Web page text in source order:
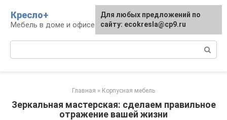
контенту
Кресло+
Мебель в доме и офисе
Главная » Корпусная мебель
Зеркальная мастерская: сделаем правильное
отражение вашей жизни
Для любых предложений по
сайту: ecokresla@cp9.ru